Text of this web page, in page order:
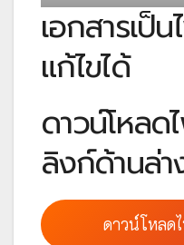
เอกสารเป็
แก้ไขได้
ดาวน์โหลด
ลิงก์ด้านล่
ดาวน์โหลด